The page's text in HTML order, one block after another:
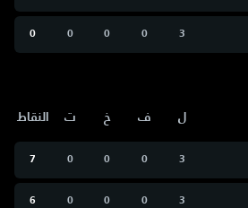
3
0
0
0
0
ل ف خ ت النقاط
3
0
0
0
7
3
0
0
0
6